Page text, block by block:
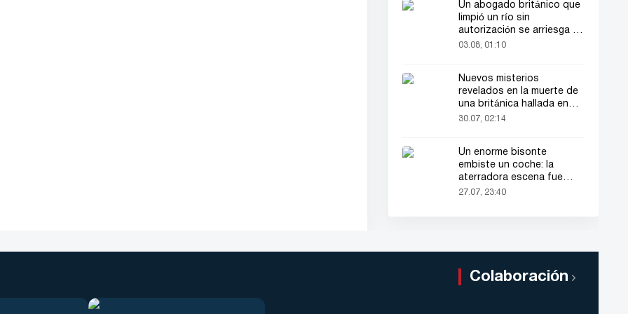
Un abogado británico que
limpió un río sin
autorización se arriesga a
hasta 2 años de cárcel
03.08, 01:10
Nuevos misterios
revelados en la muerte de
una británica hallada en
una maleta
30.07, 02:14
Un enorme bisonte
embiste un coche: la
aterradora escena fue
grabada en video
27.07, 23:40
Colaboración